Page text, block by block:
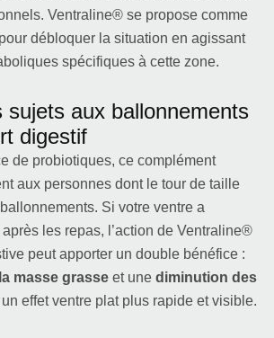
Ventraline® se propose comme
débloquer la situation en agissant
spécifiques à cette zone.
sujets aux ballonnements
digestif
de probiotiques, ce complément
aux personnes dont le tour de taille
Si votre ventre a
après les repas, l’action de Ventraline®
peut apporter un double bénéfice :
masse grasse et une diminution des
effet ventre plat plus rapide et visible.